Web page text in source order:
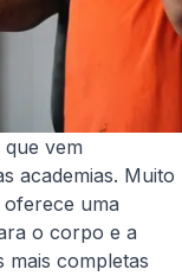
vem
academias. Muito
uma
o corpo e a
mais completas